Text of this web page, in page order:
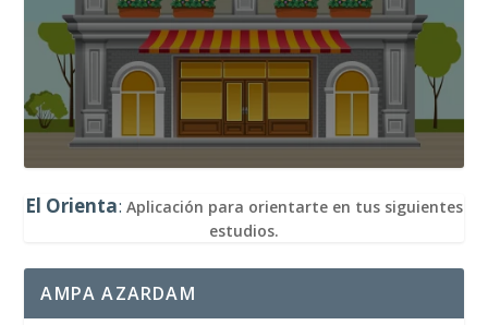
El Orienta: Aplicación para orientarte en tus siguientes
estudios.
AMPA AZARDAM